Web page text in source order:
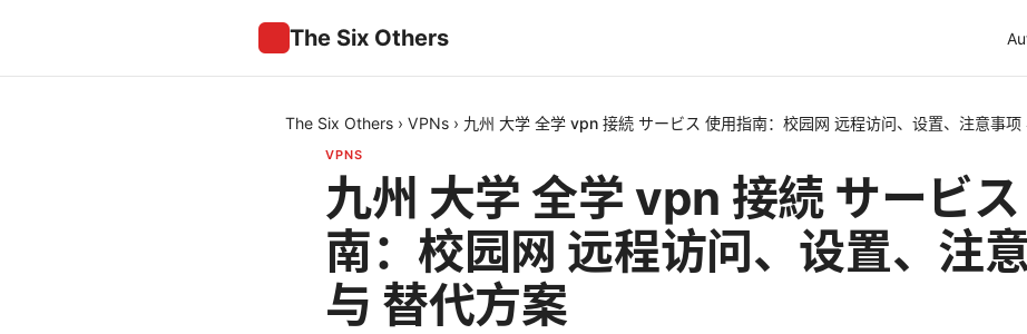
The Six Others
The Six Others › VPNs › 九州 大学 全学 vpn 接続 サービス 使用指南：校园网 远程访问、设置、注意事项
VPNS
九州 大学 全学 vpn 接続 サービ
南：校园网 远程访问、设置、注
与 替代方案